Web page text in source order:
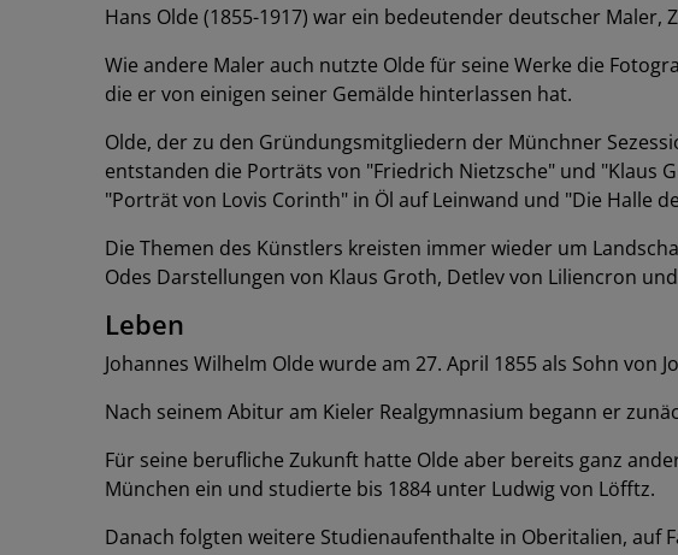
Hans Olde (1855-1917) war ein bedeutender deutscher Maler,
Wie andere Maler auch nutzte Olde für seine Werke die
die er von einigen seiner Gemälde hinterlassen hat.
Olde, der zu den Gründungsmitgliedern der Münchner
entstanden die Porträts von "Friedrich Nietzsche" und "Klaus
"Porträt von Lovis Corinth" in Öl auf Leinwand und "Die Halle
Die Themen des Künstlers kreisten immer wieder um
Odes Darstellungen von Klaus Groth, Detlev von Liliencron
Leben
Johannes Wilhelm Olde wurde am 27. April 1855 als Sohn
Nach seinem Abitur am Kieler Realgymnasium begann er
Für seine berufliche Zukunft hatte Olde aber bereits ganz
München ein und studierte bis 1884 unter Ludwig von Löfftz.
Danach folgten weitere Studienaufenthalte in Oberitalien, auf